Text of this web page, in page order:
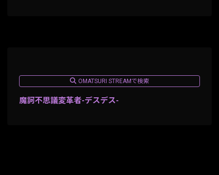
OMATSURI STREAMで検索
魔訶不思議変革者-デスデス-